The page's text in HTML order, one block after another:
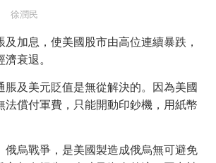
徐潤民
加息，使美國股市由高位連續暴跌，
衰退。
脹及美元貶值是無從解決的。因為美國
法償付軍費，只能開動印鈔機，用紙幣
俄烏戰爭，是美國製造成俄烏無可避免